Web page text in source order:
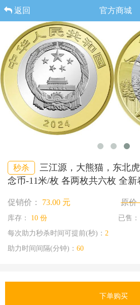
返回 官方商城
秒杀
三江源，大熊猫，东北
念币-11米/枚 各两枚共六枚 全新
促销价： 73.00 元 原价
库存： 10 份 已售：
每次助力秒杀时间可提前(秒)： 2
助力时间间隔(分钟)： 60
下单购买